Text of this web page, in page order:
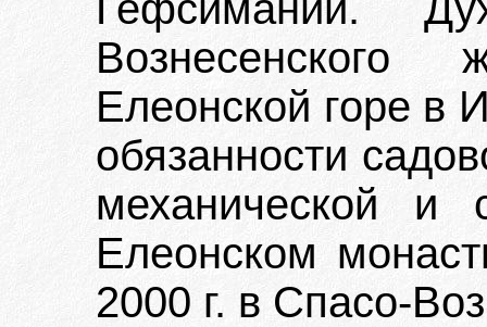
Елеонской горе в
обязанности
механической и
Елеонском
2000 г. в Спасо-